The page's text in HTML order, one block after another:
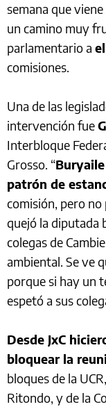
semana que
un camino muy
parlamentario a
comisiones.
Una de las
intervención fue
Interbloque
Grosso. “
patrón de
comisión, pero no
quejó la diputada
colegas de
ambiental. Se ve
porque si hay un
espetó a sus
Desde JxC
bloquear la
bloques de la
Ritondo, y de la